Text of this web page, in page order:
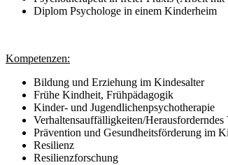
Diplom Psychologe in einem Kinderheim
Kompetenzen:
Bildung und Erziehung im Kindesalter
Frühe Kindheit, Frühpädagogik
Kinder- und Jugendlichenpsychotherapie
Verhaltensauffälligkeiten/
Prävention und Gesundheitsförderung im
Resilienz
Resilienzforschung